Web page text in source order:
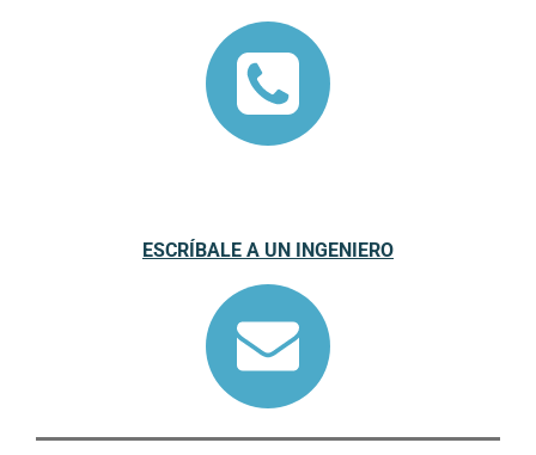
ESCRÍBALE A UN INGENIERO